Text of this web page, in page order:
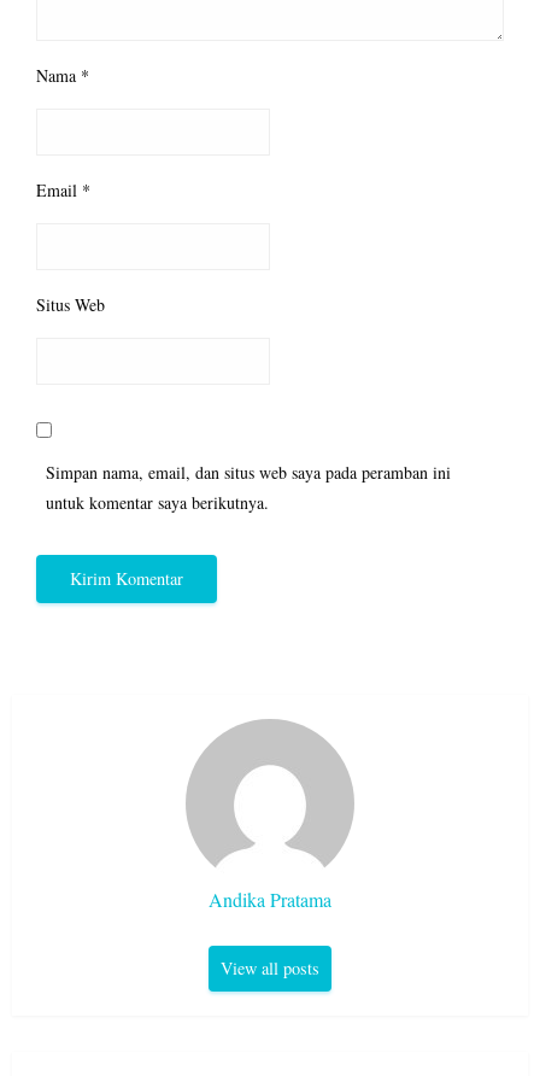
Nama *
Email *
Situs Web
Simpan nama, email, dan situs web saya pada peramban ini
untuk komentar saya berikutnya.
Andika Pratama
View all posts